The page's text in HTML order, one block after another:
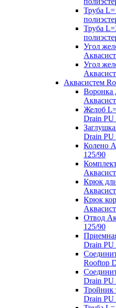
Труба
Труба
Угол
Угол
Аквасистем
Воронка
Желоб
Drain PU
Drain PU
Колено
125/90
Крюк
Крюк
Отвод
125/90
Drain PU
Rooftop
Drain PU
Тройник
Drain PU